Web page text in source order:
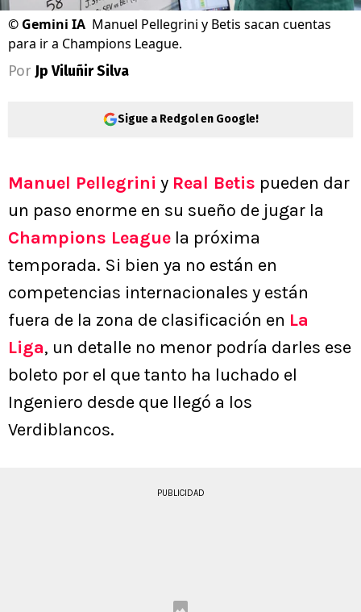
© Gemini IA Manuel Pellegrini y Betis sacan cuentas
para ir a Champions League.
Por Jp Viluñir Silva
Sigue a Redgol en Google!
Manuel Pellegrini y Real Betis pueden dar
un paso enorme en su sueño de jugar la
Champions League la próxima
temporada. Si bien ya no están en
competencias internacionales y están
fuera de la zona de clasificación en La
Liga, un detalle no menor podría darles ese
boleto por el que tanto ha luchado el
Ingeniero desde que llegó a los
Verdiblancos.
PUBLICIDAD